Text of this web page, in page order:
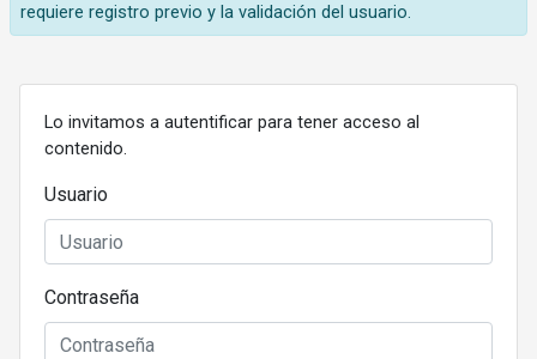
requiere registro previo y la validación del usuario.
Lo invitamos a autentificar para tener acceso al
contenido.
Usuario
Contraseña